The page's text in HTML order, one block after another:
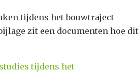
tijdens het bouwtraject
zit een documenten hoe dit
tijdens het